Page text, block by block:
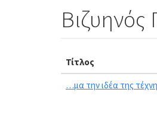
Βιζυηνός
Τίτλος
…μα την ιδέα της